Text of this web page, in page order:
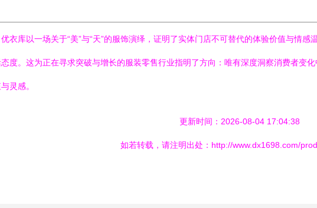
衣库以一场关于“美”与“天”的服饰演绎，证明了实体门店不可替代的体验价值与情
度。这为正在寻求突破与增长的服装零售行业指明了方向：唯有深度洞察消费者变
灵感。
更新时间：2026-08-04 17:04:38
如若转载，请注明出处：http://www.dx1698.com/